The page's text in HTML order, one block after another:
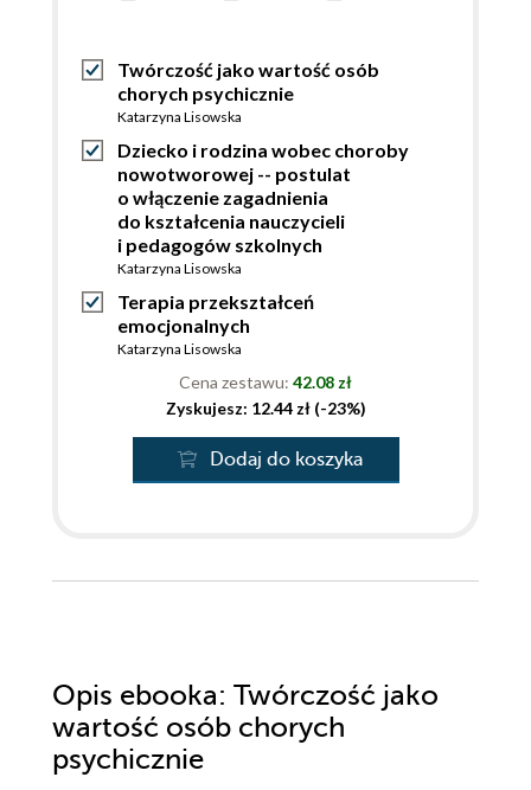
Twórczość jako wartość osób
chorych psychicznie
Katarzyna Lisowska
Dziecko i rodzina wobec choroby
nowotworowej -- postulat
o włączenie zagadnienia
do kształcenia nauczycieli
i pedagogów szkolnych
Katarzyna Lisowska
Terapia przekształceń
emocjonalnych
Katarzyna Lisowska
Cena zestawu: 42.08 zł
Zyskujesz: 12.44 zł (-23%)
Dodaj do koszyka
Opis ebooka: Twórczość jako
wartość osób chorych
psychicznie